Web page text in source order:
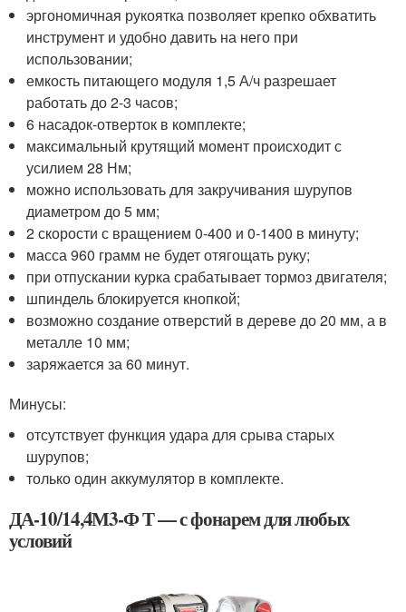
эргономичная рукоятка позволяет крепко обхватить
инструмент и удобно давить на него при
использовании;
емкость питающего модуля 1,5 А/ч разрешает
работать до 2-3 часов;
6 насадок-отверток в комплекте;
максимальный крутящий момент происходит с
усилием 28 Нм;
можно использовать для закручивания шурупов
диаметром до 5 мм;
2 скорости с вращением 0-400 и 0-1400 в минуту;
масса 960 грамм не будет отягощать руку;
при отпускании курка срабатывает тормоз двигателя;
шпиндель блокируется кнопкой;
возможно создание отверстий в дереве до 20 мм, а в
металле 10 мм;
заряжается за 60 минут.
Минусы:
отсутствует функция удара для срыва старых
шурупов;
только один аккумулятор в комплекте.
ДА-10/14,4М3-Ф Т — с фонарем для любых
условий